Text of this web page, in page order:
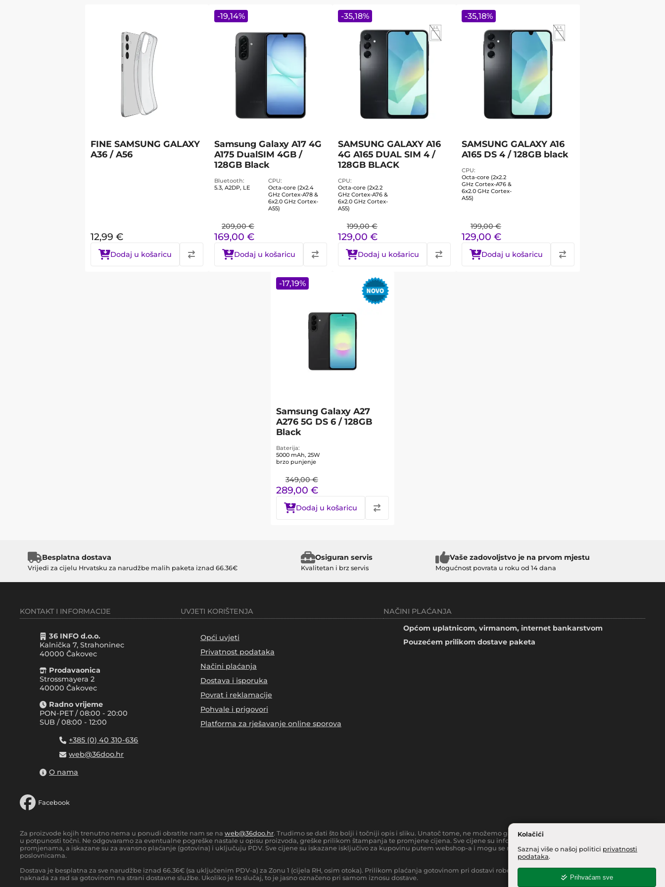
Kolačići
Saznaj više o našoj politici privatnosti
podataka.
Prihvaćam sve
FINE SAMSUNG GALAXY
A36 / A56
12,99 €
Dodaj u košaricu
Samsung Galaxy A17 4G
A175 DualSIM 4GB /
128GB Black
Bluetooth
5.3, A2DP, LE
CPU
Octa-core (2x2.4
GHz Cortex-A78 &
6x2.0 GHz Cortex-
A55)
209,00 €
169,00 €
Dodaj u košaricu
-19,14%
SAMSUNG GALAXY A16
4G A165 DUAL SIM 4 /
128GB BLACK
CPU
Octa-core (2x2.2
GHz Cortex-A76 &
6x2.0 GHz Cortex-
A55)
199,00 €
129,00 €
Dodaj u košaricu
-35,18%
SAMSUNG GALAXY A16
A165 DS 4 / 128GB black
CPU
Octa-core (2x2.2
GHz Cortex-A76 &
6x2.0 GHz Cortex-
A55)
199,00 €
129,00 €
Dodaj u košaricu
-35,18%
Samsung Galaxy A27
A276 5G DS 6 / 128GB
Black
Baterija
5000 mAh, 25W
brzo punjenje
349,00 €
289,00 €
Dodaj u košaricu
-17,19%
Besplatna dostava
Vrijedi za cijelu Hrvatsku za narudžbe malih paketa iznad 66.36€
Osiguran servis
Kvalitetan i brz servis
Vaše zadovoljstvo je na prvom mjestu
Mogućnost povrata u roku od 14 dana
KONTAKT I INFORMACIJE
36 INFO d.o.o.
Kalnička 7, Strahoninec
40000 Čakovec
Prodavaonica
Strossmayera 2
40000 Čakovec
Radno vrijeme
PON-PET / 08:00 - 20:00
SUB / 08:00 - 12:00
+385 (0) 40 310-636
web@36doo.hr
O nama
Facebook
UVJETI KORIŠTENJA
Opći uvjeti
Privatnost podataka
Načini plaćanja
Dostava i isporuka
Povrat i reklamacije
Pohvale i prigovori
Platforma za rješavanje online sporova
NAČINI PLAĆANJA
Općom uplatnicom, virmanom, internet bankarstvom
Pouzećem prilikom dostave paketa
Za proizvode kojih trenutno nema u ponudi obratite nam se na web@36doo.hr. Trudimo se dati što bolji i točniji opis i sliku. Unatoč tome, ne možemo garantirati da su svi navedeni podaci i slike
u potpunosti točni. Ne odgovaramo za eventualne pogreške nastale u opisu proizvoda, greške prilikom štampanja te promjene cijena. Sve cijene su informativnog karaktera i podložne su
promjenama, a iskazane su za avansno plaćanje (gotovina) i uključuju PDV. Sve cijene su iskazane isključivo za kupovinu putem webshop-a i mogu se razlikovati od cijena u našim
poslovnicama.
Dostava je besplatna za sve narudžbe iznad 66.36€ (sa uključenim PDV-a) za Zonu 1 (cijela RH, osim otoka). Prilikom plaćanja gotovinom pri dostavi robe na kućnu adresu, moguća je manja
naknada za rad sa gotovinom na strani dostavne službe. Ukoliko je to slučaj, to je jasno označeno pri samom iznosu dostave.